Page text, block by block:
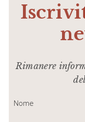
Rimanere
Nome